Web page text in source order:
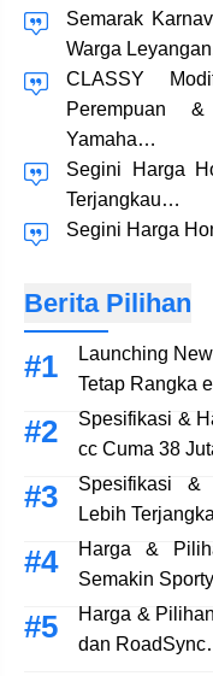
Semarak
Warga
CLASSY
Perempuan
Yamaha…
Segini Harga
Terjangkau…
Segini Harga
Berita Pilihan
Launching
Tetap Rangka
Spesifikasi &
cc Cuma 38
Spesifikasi &
Lebih
Harga &
Semakin
Harga &
dan